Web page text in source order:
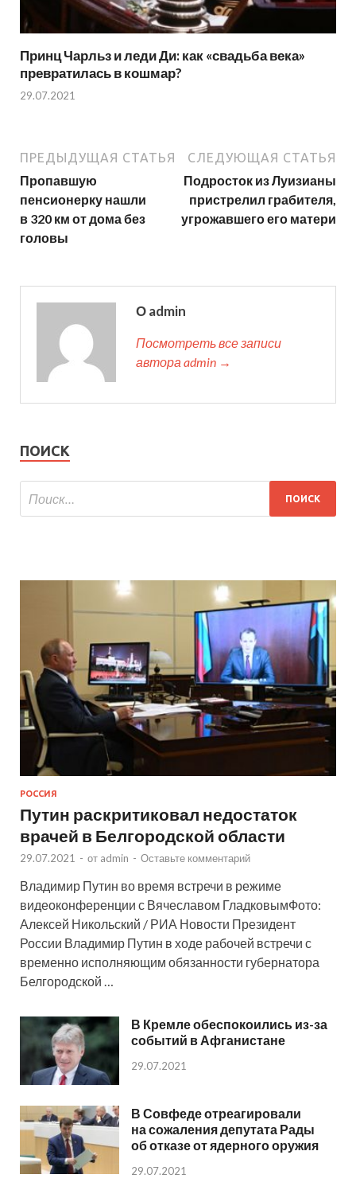
Принц Чарльз и леди Ди: как «свадьба века»
превратилась в кошмар?
29.07.2021
ПРЕДЫДУЩАЯ СТАТЬЯ
Пропавшую
пенсионерку нашли
в 320 км от дома без
головы
СЛЕДУЮЩАЯ СТАТЬЯ
Подросток из Луизианы
пристрелил грабителя,
угрожавшего его матери
О admin
Посмотреть все записи
автора admin →
ПОИСК
РОССИЯ
Путин раскритиковал недостаток
врачей в Белгородской области
29.07.2021 - от admin - Оставьте комментарий
Владимир Путин во время встречи в режиме
видеоконференции с Вячеславом ГладковымФото:
Алексей Никольский / РИА Новости Президент
России Владимир Путин в ходе рабочей встречи с
временно исполняющим обязанности губернатора
Белгородской …
В Кремле обеспокоились из-за
событий в Афганистане
29.07.2021
В Совфеде отреагировали
на сожаления депутата Рады
об отказе от ядерного оружия
29.07.2021